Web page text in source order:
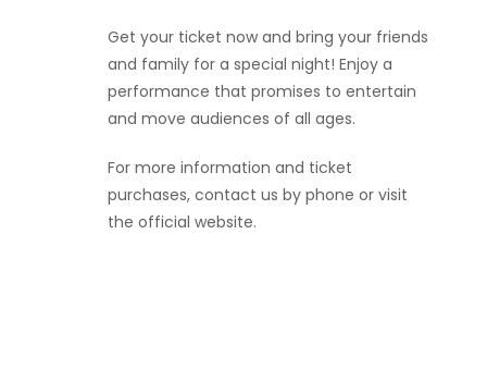
Get your ticket now and bring your friends
and family for a special night! Enjoy a
performance that promises to entertain
and move audiences of all ages.
For more information and ticket
purchases, contact us by phone or visit
the official website.